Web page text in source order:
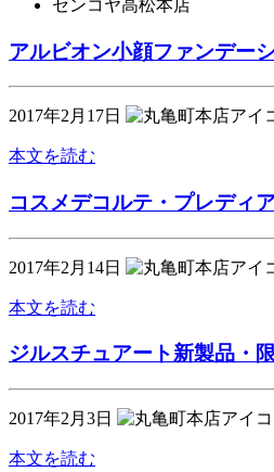
センコヤ高松本店
アルビオン小顔ファンデー
2017年2月17日
本文を読む
コスメデコルテ・プレディ
2017年2月14日
本文を読む
ジルスチュアート新製品・
2017年2月3日
本文を読む